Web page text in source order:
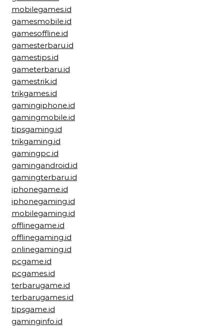
mobilegames.id
gamesmobile.id
gamesoffline.id
gamesterbaru.id
gamestips.id
gameterbaru.id
gamestrik.id
trikgames.id
gamingiphone.id
gamingmobile.id
tipsgaming.id
trikgaming.id
gamingpc.id
gamingandroid.id
gamingterbaru.id
iphonegame.id
iphonegaming.id
mobilegaming.id
offlinegame.id
offlinegaming.id
onlinegaming.id
pcgame.id
pcgames.id
terbarugame.id
terbarugames.id
tipsgame.id
gaminginfo.id